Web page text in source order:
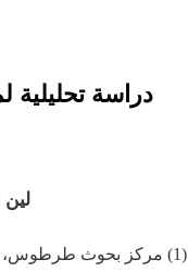
دراسة تحليلية
لين
(1) مركز بحوث طرطوس، الهيئة العامة للبحوث العلمية الزراعية، سورية